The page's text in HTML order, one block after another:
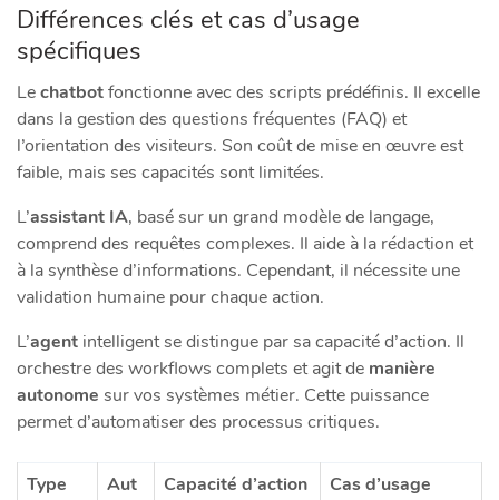
Différences clés et cas d’usage
spécifiques
Lechatbotfonctionne avec des scripts prédéfinis. Il excelle
dans la gestion des questions fréquentes (FAQ) et
l’orientation des visiteurs. Son coût de mise en œuvre est
faible, mais ses capacités sont limitées.
L’assistant IA, basé sur un grand modèle de langage,
comprend des requêtes complexes. Il aide à la rédaction et
à la synthèse d’informations. Cependant, il nécessite une
validation humaine pour chaque action.
L’agent intelligent se distingue par sa capacité d’action. Il
orchestre des workflows complets et agit de manière
autonome sur vos systèmes métier. Cette puissance
permet d’automatiser des processus critiques.
Type
Aut
Capacité d’action
Cas d’usage